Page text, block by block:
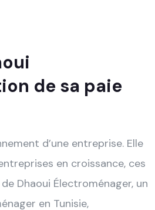
de sa paie
d’une entreprise. Elle
en croissance, ces
Dhaoui Électroménager, un
en Tunisie,